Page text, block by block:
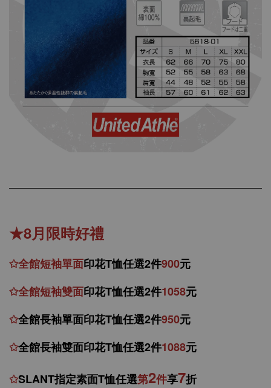
★8月限時好禮
✩全館短袖單面印花T恤任選2件900元
✩全館短袖雙面印花T恤任選2件1058元
✩全館長袖單面印花T恤任選2件950元
✩全館長袖雙面印花T恤任選2件1088元
✩SLANT指定素面T恤任選第2件享7折